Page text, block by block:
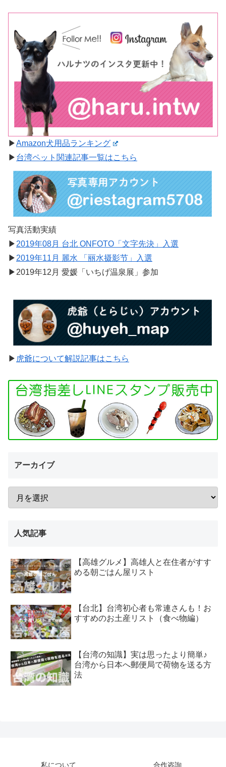
▶︎Amazon犬用品ランキング
▶︎ 台湾ペット関連記事一覧はこちら
写真活動実績
▶︎ 2019年08月 台北 ONFOTO「文字先決」入選
▶︎ 2019年11月 麗水 「丽水摄影节」入選
▶︎2019年12月 愛媛「いちげ温泉展」参加
▶︎ 虎爺について解説記事はこちら
アーカイブ
人気記事
【高雄グルメ】高雄人と在住者がすす
める朝ごはん屋リスト
【台北】台湾初心者も常連さんも！お
すすめのお土産リスト（食べ物編）
【台湾の知識】実は思ったより簡単♪
台湾から日本へ郵便局で荷物を送る方
法
私について 合作咨詢